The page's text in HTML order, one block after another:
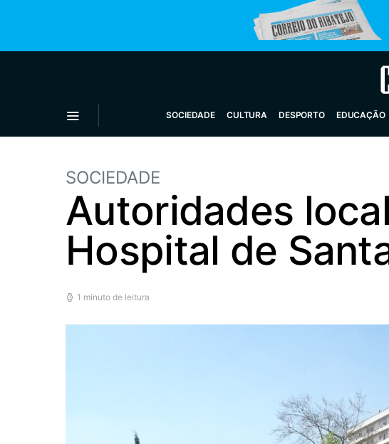
SOCIEDADE CULTURA DESPORTO EDUCAÇÃO
SOCIEDADE
Autoridades
Hospital de
1 minuto de leitura